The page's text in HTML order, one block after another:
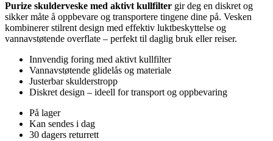
Purize skulderveske med aktivt kullfilter gir deg en diskret og
sikker måte å oppbevare og transportere tingene dine på. Vesken
kombinerer stilrent design med effektiv luktbeskyttelse og
vannavstøtende overflate – perfekt til daglig bruk eller reiser.
Innvendig foring med aktivt kullfilter
Vannavstøtende glidelås og materiale
Justerbar skulderstropp
Diskret design – ideell for transport og oppbevaring
På lager
Kan sendes i dag
30 dagers returrett